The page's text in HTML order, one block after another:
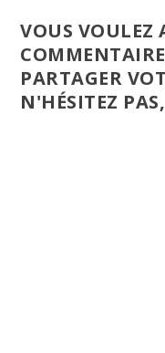
VOUS VOULEZ
PARTAGER
N'HÉSITEZ